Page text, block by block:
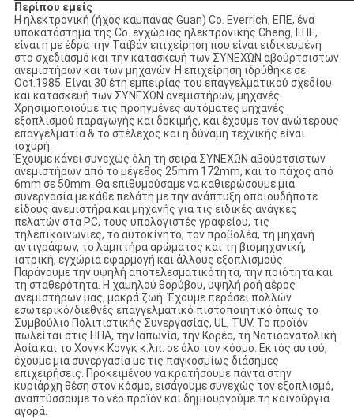
Περίπου εμείς
Η ηλεκτρονική (ήχος καμπάνας Guan) Co. Everrich, ΕΠΕ, ένα
υποκατάστημα της Co. εγχώριας ηλεκτρονικής Cheng, ΕΠΕ,
είναι η με έδρα την Ταϊβάν επιχείρηση που είναι ειδικευμένη
στο σχεδιασμό και την κατασκευή των ΣΥΝΕΧΏΝ αβούρτσιστων
ανεμιστήρων και των μηχανών. Η επιχείρηση ιδρύθηκε σε
Oct.1985. Είναι 30 έτη εμπειρίας του επαγγελματικού σχεδίου
και κατασκευή των ΣΥΝΕΧΩΝ ανεμιστήρων, μηχανές.
Χρησιμοποιούμε τις προηγμένες αυτόματες μηχανές
εξοπλισμού παραγωγής και δοκιμής, και έχουμε τον ανώτερους
επαγγελματία & το στέλεχος και η δύναμη τεχνικής είναι
ισχυρή.
Έχουμε κάνει συνεχώς όλη τη σειρά ΣΥΝΕΧΩΝ αβούρτσιστων
ανεμιστήρων από το μέγεθος 25mm 172mm, και το πάχος από
6mm σε 50mm. Θα επιθυμούσαμε να καθιερώσουμε μια
συνεργασία με κάθε πελάτη με την ανάπτυξη οποιουδήποτε
είδους ανεμιστήρα και μηχανής για τις ειδικές ανάγκες
πελατών στα PC, τους υπολογιστές γραφείου, τις
τηλεπικοινωνίες, το αυτοκίνητο, τον προβολέα, τη μηχανή
αντιγράφων, το λαμπτήρα αρώματος και τη βιομηχανική,
ιατρική, εγχώρια εφαρμογή και άλλους εξοπλισμούς.
Παράγουμε την υψηλή αποτελεσματικότητα, την ποιότητα και
τη σταθερότητα. Η χαμηλού θορύβου, υψηλή ροή αέρος
ανεμιστήρων μας, μακρά ζωή. Έχουμε περάσει πολλών
εσωτερικό/διεθνές επαγγελματικό πιστοποιητικό όπως το
Συμβούλιο Πολιτιστικής Συνεργασίας, UL, TUV. Το προϊόν
πωλείται στις ΗΠΑ, την Ιαπωνία, την Κορέα, τη Νοτιοανατολική
Ασία και το Χονγκ Κονγκ κ.λπ. σε όλο τον κόσμο. Εκτός αυτού,
έχουμε μια συνεργασία με τις παγκοσμίως διάσημες
επιχειρήσεις. Προκειμένου να κρατήσουμε πάντα στην
κυριάρχη θέση στον κόσμο, εισάγουμε συνεχώς τον εξοπλισμό,
αναπτύσσουμε το νέο προϊόν και δημιουργούμε τη καινούργια
αγορά.